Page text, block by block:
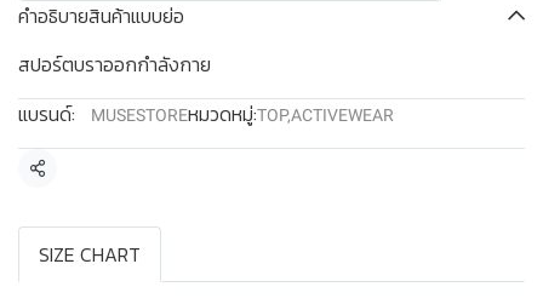
คำอธิบายสินค้าแบบย่อ
สปอร์ตบราออกกำลังกาย
แบรนด์:
MUSESTOREหมวดหมู่:TOP,ACTIVEWEAR
แชร์
SIZE CHART